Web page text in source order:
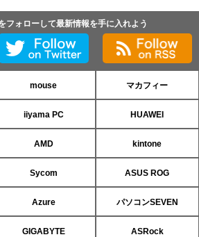
フォローして最新情報を手に入れよう
mouse マカフィー
iiyama PC HUAWEI
AMD kintone
Sycom ASUS ROG
Azure パソコンSEVEN
GIGABYTE ASRock